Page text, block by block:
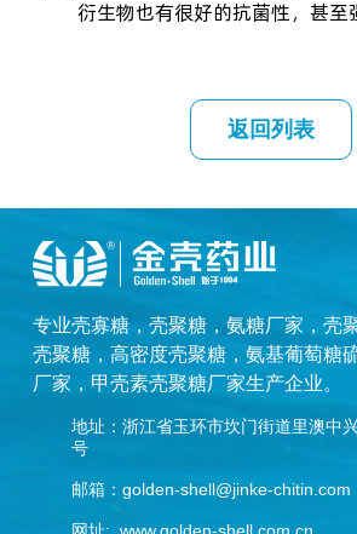
衍生物也有很好的抗菌性，甚至
返回列表
专业壳寡糖， 壳聚糖， 氨糖厂家 ， 壳
壳聚糖， 高密度壳聚糖， 氨基葡萄糖
厂家 ， 甲壳素壳聚糖厂家生产企业。
地址：浙江省玉环市坎门街道里澳中
号
邮箱：golden-shell@jinke-chitin.com